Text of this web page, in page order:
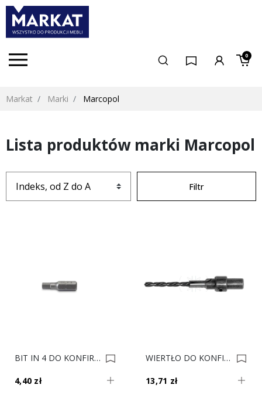
0
Markat Marki Marcopol
Lista produktów marki Marcopol
Filtr
BIT IN 4 DO KONFIRMATÓW MARCOPOL 0013387
4,40 zł
WIERTŁO DO KONFIRMATU Fi 6.4 MARCOPOL 0010693
13,71 zł